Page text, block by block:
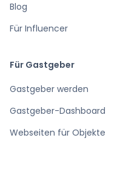
Blog
Für Influencer
Für Gastgeber
Gastgeber werden
Gastgeber-Dashboard
Webseiten für Objekte